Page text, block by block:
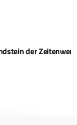
aus einer Hand